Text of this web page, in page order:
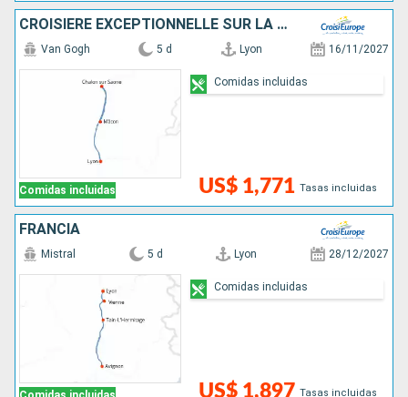
CROISIÈRE EXCEPTIONNELLE SUR LA SAÔNE POUR CÉLÉBRER LE BEAUJOLAIS NOUVEAU
Comidas incluidas
Van Gogh 5 d Lyon 16/11/2027
US$ 1,771 Tasas incluidas
Comidas incluidas
FRANCIA
Mistral 5 d Lyon 28/12/2027
US$ 1,897 Tasas incluidas
Comidas incluidas